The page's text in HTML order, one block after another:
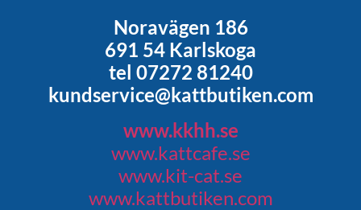
Noravägen 186
691 54 Karlskoga
tel 07272 81240
kundservice@kattbutiken.com
www.kkhh.se
www.kattcafe.se
www.kit-cat.se
www.kattbutiken.com